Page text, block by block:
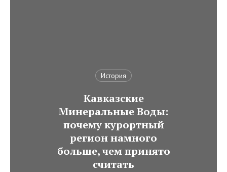
История
Кавказские
Минеральные Воды:
почему курортный
регион намного
больше, чем принято
считать